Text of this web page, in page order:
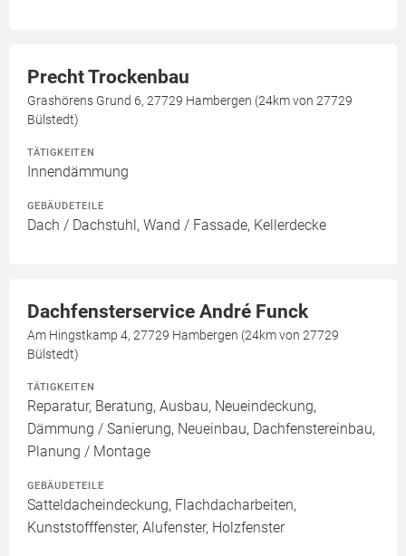
Precht Trockenbau
Grashörens Grund 6, 27729 Hambergen (24km von 27729
Bülstedt)
TÄTIGKEITEN
Innendämmung
GEBÄUDETEILE
Dach / Dachstuhl, Wand / Fassade, Kellerdecke
Dachfensterservice André Funck
Am Hingstkamp 4, 27729 Hambergen (24km von 27729
Bülstedt)
TÄTIGKEITEN
Reparatur, Beratung, Ausbau, Neueindeckung,
Dämmung / Sanierung, Neueinbau, Dachfenstereinbau,
Planung / Montage
GEBÄUDETEILE
Satteldacheindeckung, Flachdacharbeiten,
Kunststofffenster, Alufenster, Holzfenster